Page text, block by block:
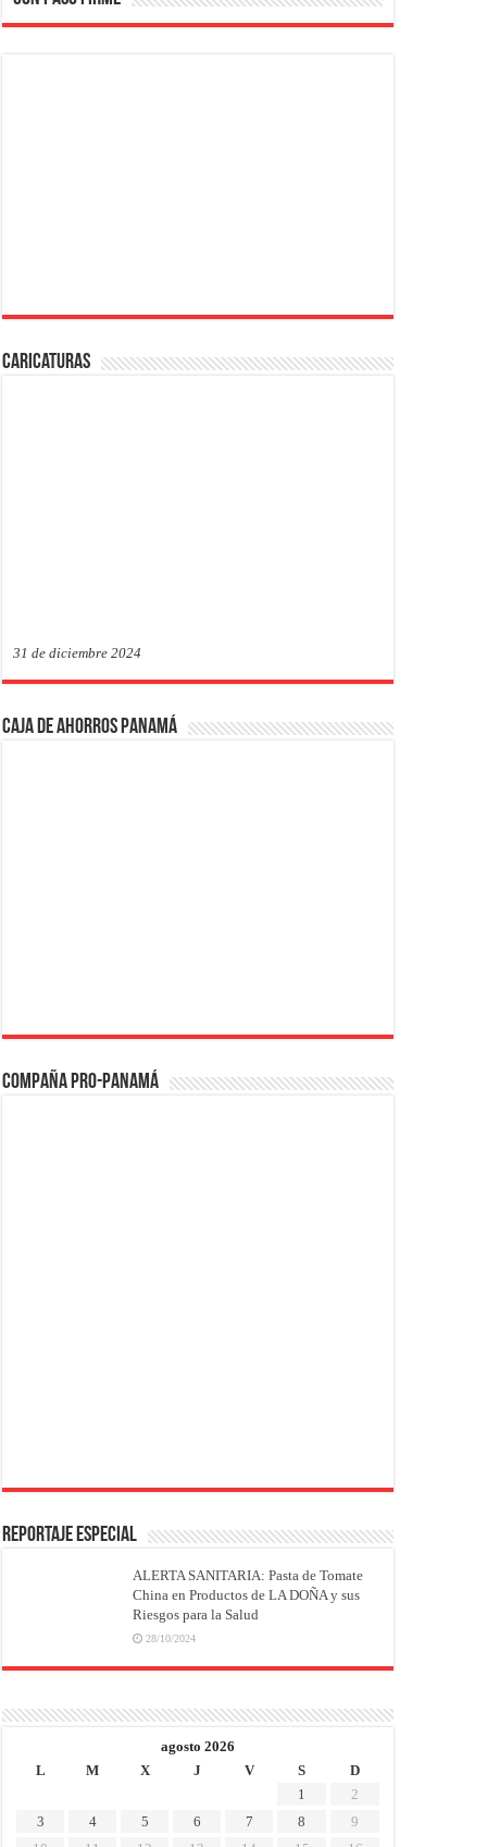
Caricaturas
31 de diciembre 2024
Caja de Ahorros Panamá
Compaña PRO-Panamá
REPORTAJE ESPECIAL
ALERTA SANITARIA: Pasta de Tomate
China en Productos de LA DOÑA y sus
Riesgos para la Salud
28/10/2024
agosto 2026
L
M X J V S
D
1
2
3
4 5 6 7 8
9